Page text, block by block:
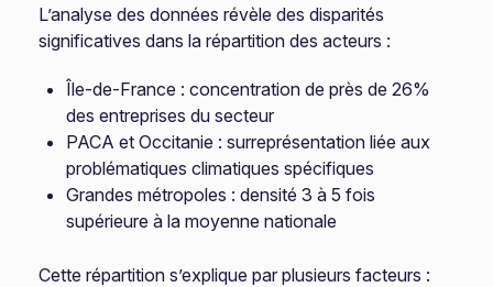
L’analyse des données révèle des disparités
significatives dans la répartition des acteurs :
Île-de-France : concentration de près de 26%
des entreprises du secteur
PACA et Occitanie : surreprésentation liée aux
problématiques climatiques spécifiques
Grandes métropoles : densité 3 à 5 fois
supérieure à la moyenne nationale
Cette répartition s’explique par plusieurs facteurs :